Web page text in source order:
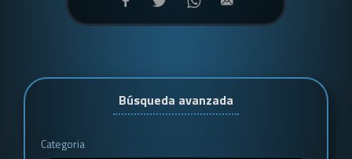
Búsqueda avanzada
Categoria